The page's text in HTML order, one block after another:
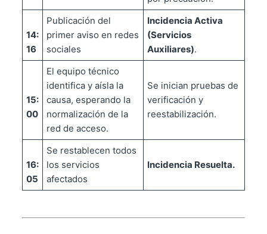
14:
16
Publicación del
primer aviso en redes
sociales
Incidencia Activa
(Servicios
Auxiliares).
15:
00
El equipo técnico
identifica y aísla la
causa, esperando la
normalización de la
red de acceso.
Se inician pruebas de
verificación y
reestabilización.
16:
05
Se restablecen todos
los servicios
afectados
Incidencia Resuelta.